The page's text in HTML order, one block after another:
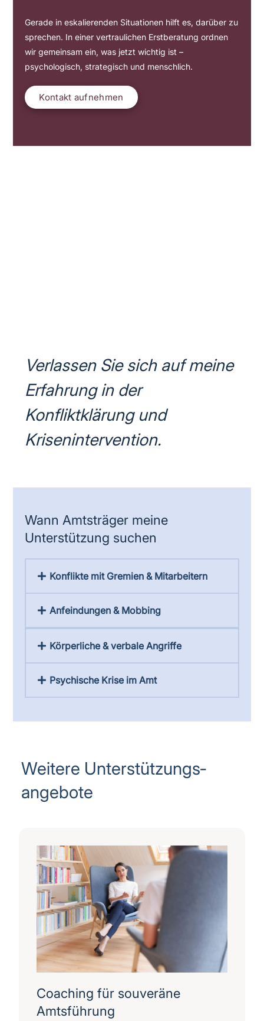
Gerade in eskalierenden Situationen hilft es, darüber zu
sprechen. In einer vertraulichen Erstberatung ordnen
wir gemeinsam ein, was jetzt wichtig ist –
psychologisch, strategisch und menschlich.
Kontakt aufnehmen
Verlassen Sie sich auf meine
Erfahrung in der
Konfliktklärung und
Krisenintervention.
Wann Amtsträger meine
Unterstützung suchen
Konflikte mit Gremien & Mitarbeitern
Anfeindungen & Mobbing
Körperliche & verbale Angriffe
Psychische Krise im Amt
Weitere Unterstützungs­
angebote
Coaching für souveräne
Amtsführung